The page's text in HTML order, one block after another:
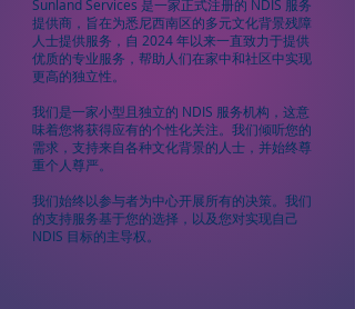
Sunland Services 是一家正式注册的 NDIS 服务
提供商，旨在为悉尼西南区的多元文化背景残障
人士提供服务，自 2024 年以来一直致力于提供
优质的专业服务，帮助人们在家中和社区中实现
更高的独立性。
我们是一家小型且独立的 NDIS 服务机构，这意
味着您将获得应有的个性化关注。我们倾听您的
需求，支持来自各种文化背景的人士，并始终尊
重个人尊严。
我们始终以参与者为中心开展所有的决策。我们
的支持服务基于您的选择，以及您对实现自己
NDIS 目标的主导权。